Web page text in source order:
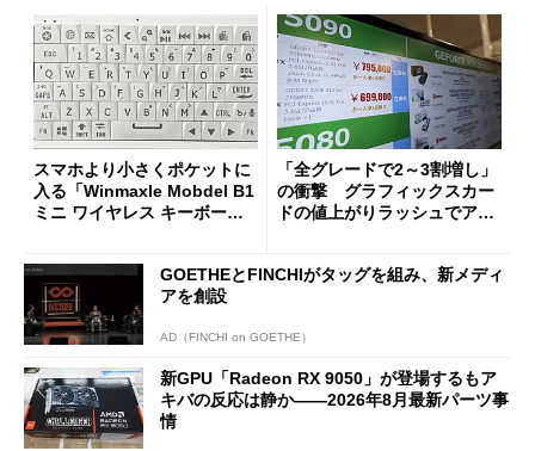
スマホより小さくポケットに
入る「Winmaxle Mobdel B1
ミニ ワイヤレス キーボー
「全グレードで2～3割増し」
の衝撃 グラフィックスカー
ドの値上がりラッシュでアキ
GOETHEとFINCHIがタッグを組み、新メディ
アを創設
AD（FINCHI on GOETHE）
新GPU「Radeon RX 9050」が登場するもア
キバの反応は静か――2026年8月最新パーツ事
情